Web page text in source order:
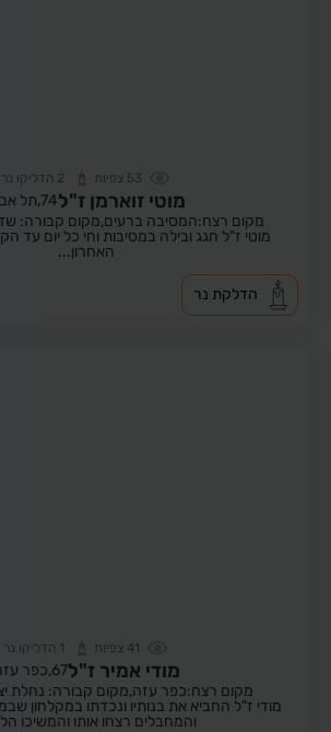
53 צפיות 2 הדליקו נר
מוטי זוארמן ז"ל74, תל
מקום רצח:המסיבה ברעים,מקום קבורה:
מוטי ז"ל חגג ובילה במסיבות וחי כל יום עד
האחרון...
הדלקת נר
41 צפיות 1 הדליקו נר
מודי אמיר ז"ל67, כפר
מקום רצח:כפר עזה,מקום קבורה: נחלת
מודי ז"ל החביא את בנותיו ונכדתו במקלחון
והמחבלים רצחו אותו והמשיכו